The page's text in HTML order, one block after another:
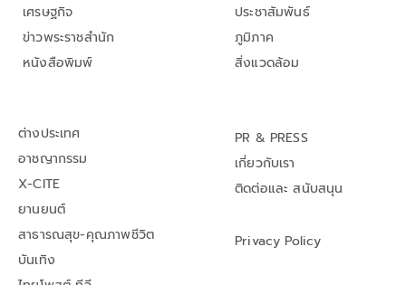
เศรษฐกิจ
ข่าวพระราชสำนัก
หนังสือพิมพ์
ประชาสัมพันธ์
ภูมิภาค
สิ่งแวดล้อม
ต่างประเทศ
อาชญากรรม
X-CITE
ยานยนต์
สาธารณสุข-คุณภาพชีวิต
บันเทิง
PR & PRESS
เกี่ยวกับเรา
ติดต่อและ สนับสนุน
Privacy Policy